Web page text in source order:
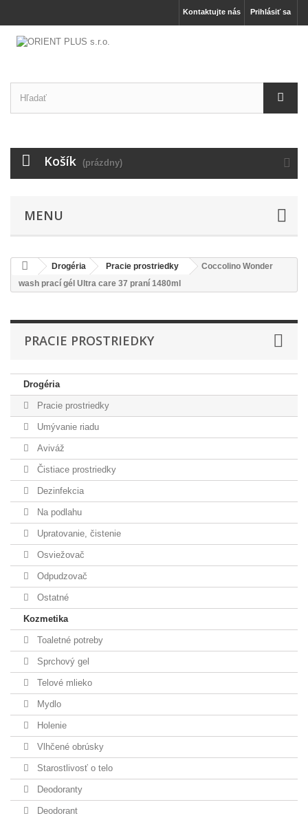
Prihlásiť sa
Kontaktujte nás
Košík (prázdny)
MENU
Drogéria Pracie prostriedky
Coccolino Wonder
wash prací gél Ultra care 37 praní 1480ml
PRACIE PROSTRIEDKY
Drogéria
Pracie prostriedky
Umývanie riadu
Aviváž
Čistiace prostriedky
Dezinfekcia
Na podlahu
Upratovanie, čistenie
Osviežovač
Odpudzovač
Ostatné
Kozmetika
Toaletné potreby
Sprchový gel
Telové mlieko
Mydlo
Holenie
Vlhčené obrúsky
Starostlivosť o telo
Deodoranty
Deodorant